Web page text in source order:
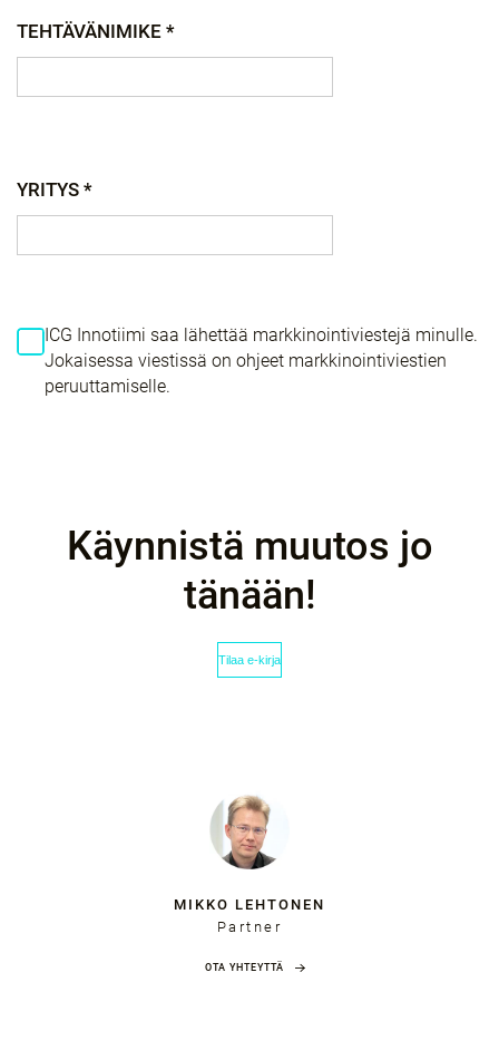
TEHTÄVÄNIMIKE *
YRITYS *
ICG Innotiimi saa lähettää markkinointiviestejä minulle.
Jokaisessa viestissä on ohjeet markkinointiviestien
peruuttamiselle.
Käynnistä muutos jo
tänään!
MIKKO LEHTONEN
Partner
OTA YHTEYTTÄ